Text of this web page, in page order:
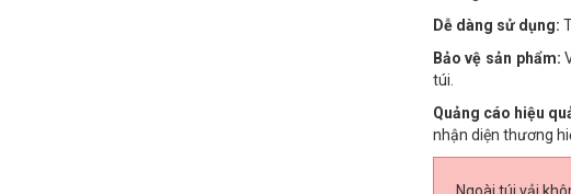
Dễ dàng sử dụng:
Bảo vệ sản phẩm:
túi.
Quảng cáo hiệu
nhận diện thương